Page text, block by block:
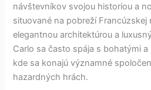
návštevníkov svojou historiou a
situované na pobreží Francúzskej
elegantnou architektúrou a
Carlo sa často spája s bohatými
kde sa konajú významné
hazardných hrách.